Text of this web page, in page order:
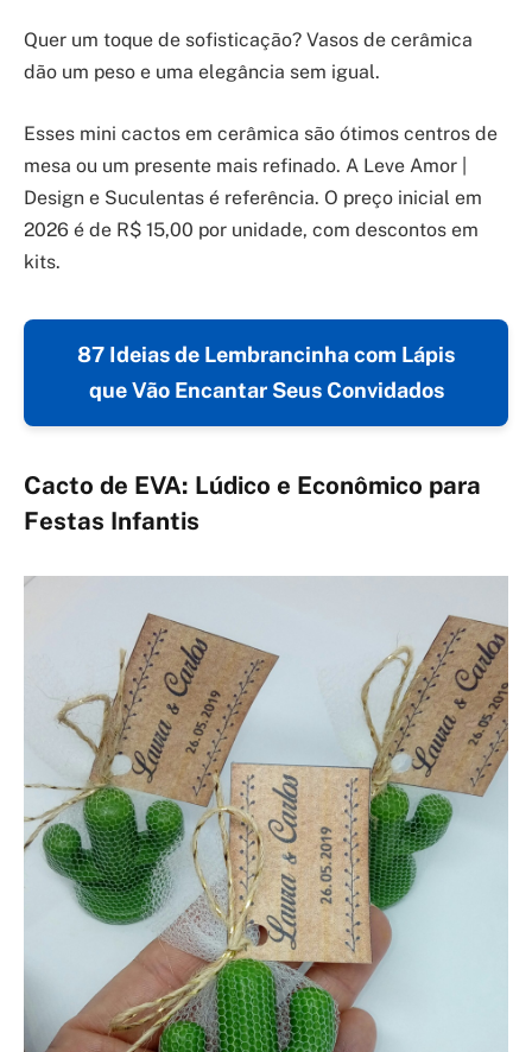
Quer um toque de sofisticação? Vasos de cerâmica
dão um peso e uma elegância sem igual.
Esses mini cactos em cerâmica são ótimos centros de
mesa ou um presente mais refinado. A Leve Amor |
Design e Suculentas é referência. O preço inicial em
2026 é de R$ 15,00 por unidade, com descontos em
kits.
87 Ideias de Lembrancinha com Lápis
que Vão Encantar Seus Convidados
Cacto de EVA: Lúdico e Econômico para
Festas Infantis